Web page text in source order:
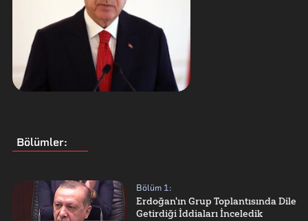
Bölümler:
Bölüm 1:
Erdoğan'ın Grup Toplantısında Dile
Getirdiği İddiaları İnceledik